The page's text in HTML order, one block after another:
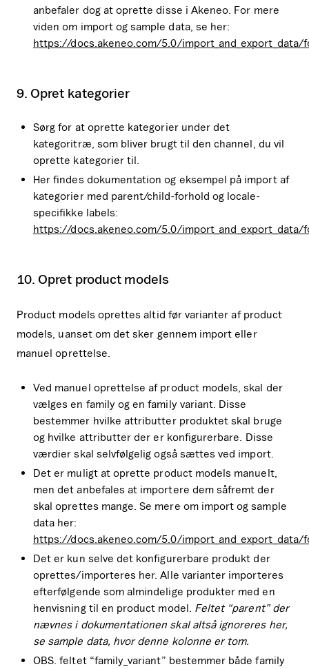
anbefaler dog at oprette disse i Akeneo. For mere
viden om import og sample data, se her:
https://docs.akeneo.com/5.0/import_and_export_data/
9. Opret kategorier
Sørg for at oprette kategorier under det
kategoritræ, som bliver brugt til den channel, du vil
oprette kategorier til.
Her findes dokumentation og eksempel på import af
kategorier med parent/child-forhold og locale-
specifikke labels:
https://docs.akeneo.com/5.0/import_and_export_data/
10. Opret product models
Product models oprettes altid før varianter af product
models, uanset om det sker gennem import eller
manuel oprettelse.
Ved manuel oprettelse af product models, skal der
vælges en family og en family variant. Disse
bestemmer hvilke attributter produktet skal bruge
og hvilke attributter der er konfigurerbare. Disse
værdier skal selvfølgelig også sættes ved import.
Det er muligt at oprette product models manuelt,
men det anbefales at importere dem såfremt der
skal oprettes mange. Se mere om import og sample
data her:
https://docs.akeneo.com/5.0/
Det er kun selve det konfigurerbare produkt der
oprettes/importeres her. Alle varianter importeres
efterfølgende som almindelige produkter med en
henvisning til en product model. Feltet “parent” der
nævnes i dokumentationen skal altså ignoreres her,
se sample data, hvor denne kolonne er tom.
OBS. feltet “family_variant” bestemmer både family